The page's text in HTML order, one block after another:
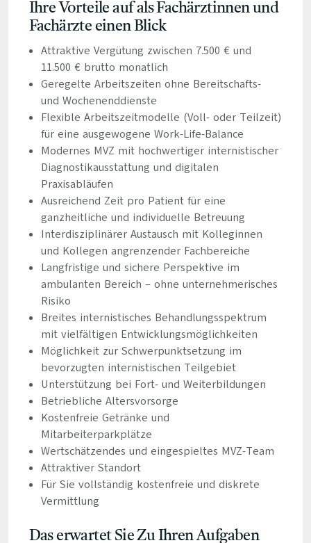
Ihre Vorteile auf als Fachärztinnen und
Fachärzte einen Blick
Attraktive Vergütung zwischen 7.500 € und
11.500 € brutto monatlich
Geregelte Arbeitszeiten ohne Bereitschafts-
und Wochenenddienste
Flexible Arbeitszeitmodelle (Voll- oder Teilzeit)
für eine ausgewogene Work-Life-Balance
Modernes MVZ mit hochwertiger internistischer
Diagnostikausstattung und digitalen
Praxisabläufen
Ausreichend Zeit pro Patient für eine
ganzheitliche und individuelle Betreuung
Interdisziplinärer Austausch mit Kolleginnen
und Kollegen angrenzender Fachbereiche
Langfristige und sichere Perspektive im
ambulanten Bereich – ohne unternehmerisches
Risiko
Breites internistisches Behandlungsspektrum
mit vielfältigen Entwicklungsmöglichkeiten
Möglichkeit zur Schwerpunktsetzung im
bevorzugten internistischen Teilgebiet
Unterstützung bei Fort- und Weiterbildungen
Betriebliche Altersvorsorge
Kostenfreie Getränke und
Mitarbeiterparkplätze
Wertschätzendes und eingespieltes MVZ-Team
Attraktiver Standort
Für Sie vollständig kostenfreie und diskrete
Vermittlung
Das erwartet Sie Zu Ihren Aufgaben